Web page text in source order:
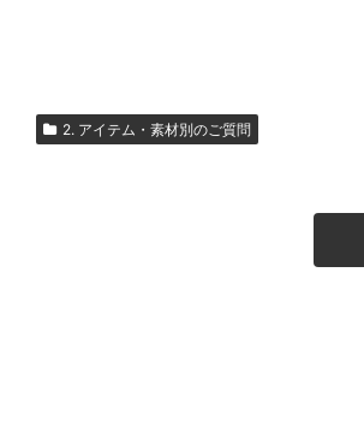
2. アイテム・素材別のご質問